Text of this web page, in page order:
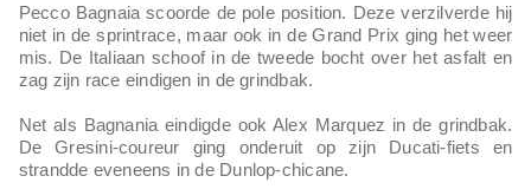
Pecco Bagnaia scoorde de pole position. Deze verzilverde hij
niet in de sprintrace, maar ook in de Grand Prix ging het weer
mis. De Italiaan schoof in de tweede bocht over het asfalt en
zag zijn race eindigen in de grindbak.
Net als Bagnania eindigde ook Alex Marquez in de grindbak.
De Gresini-coureur ging onderuit op zijn Ducati-fiets en
strandde eveneens in de Dunlop-chicane.